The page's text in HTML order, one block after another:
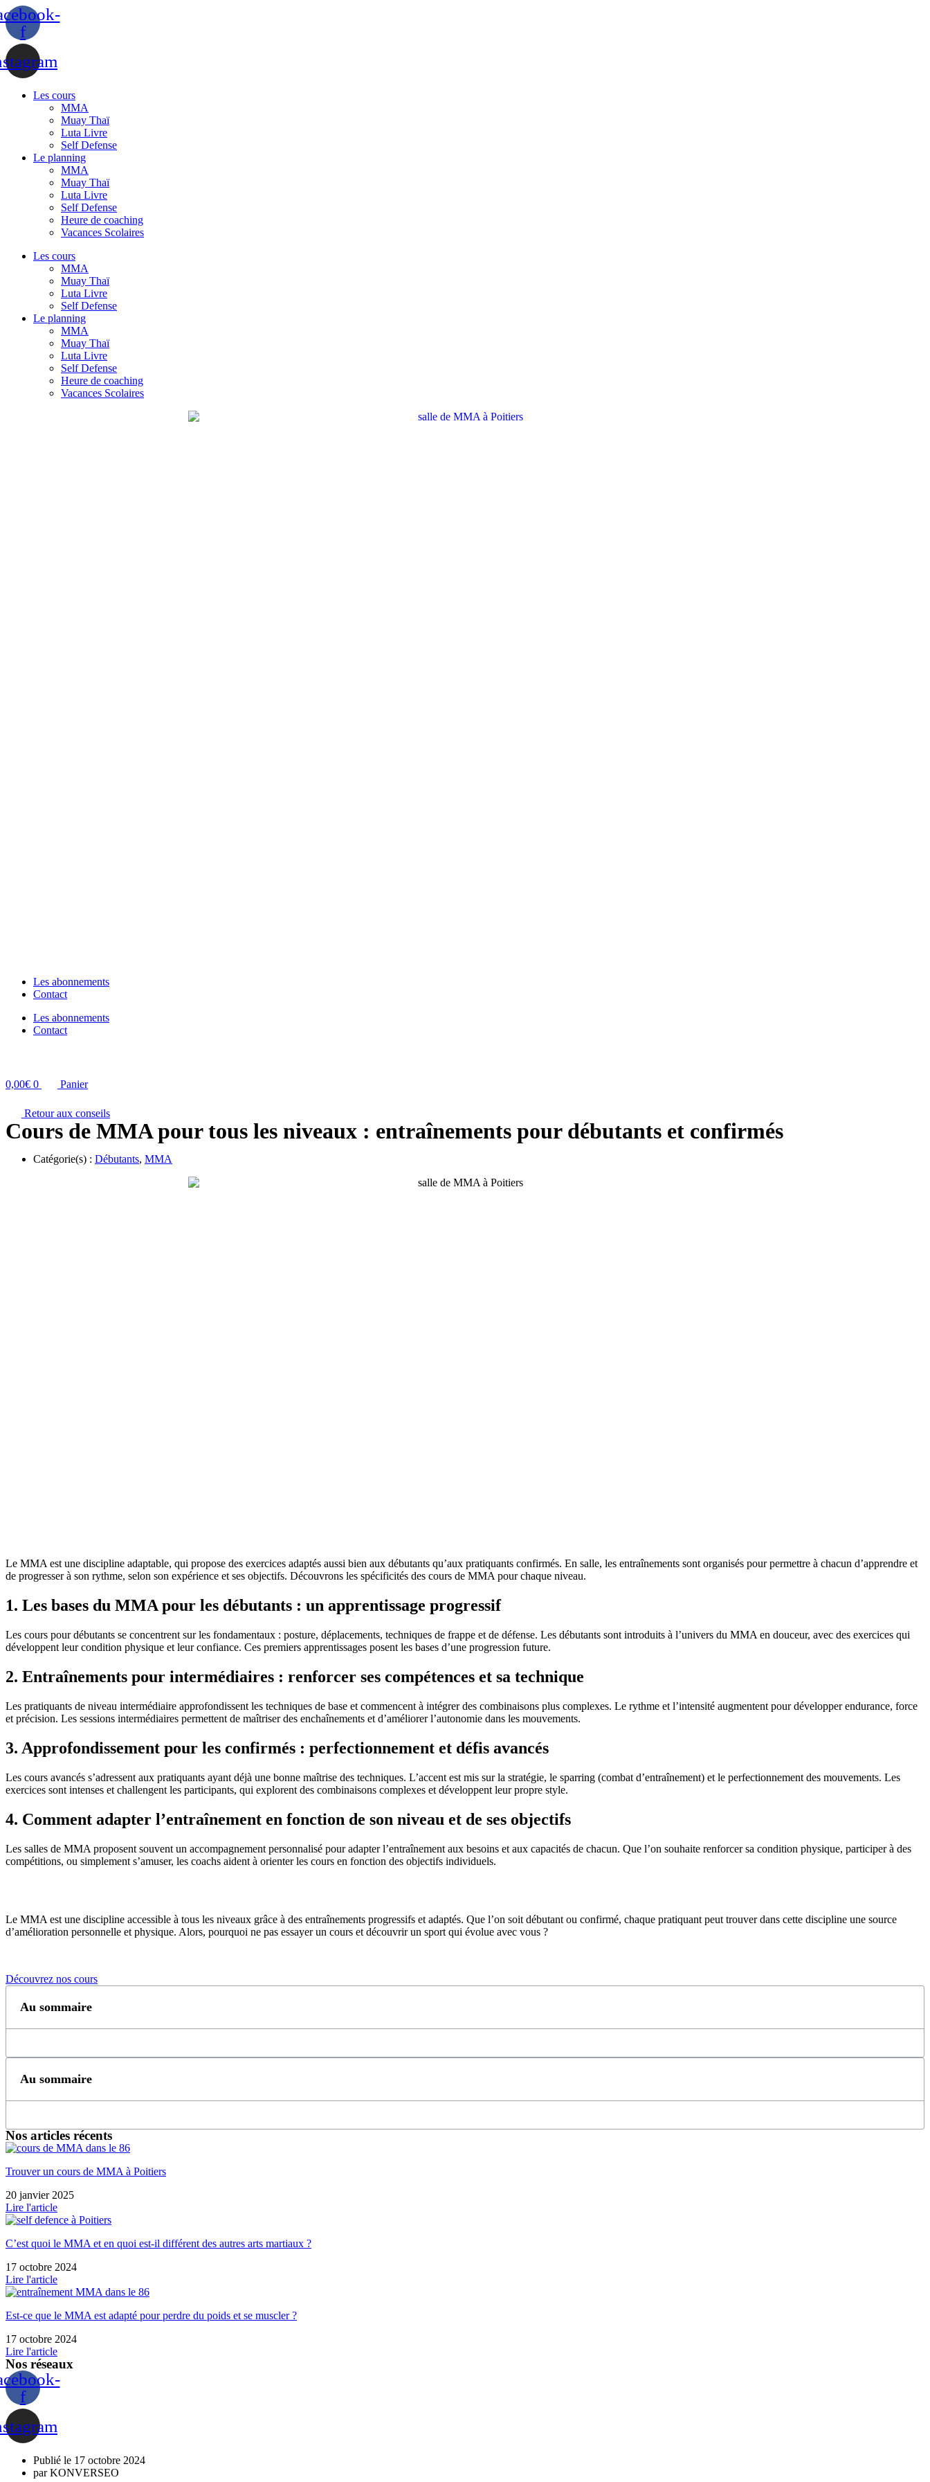
f
Les cours
MMA
Muay Thaï
Luta Livre
Self Defense
Le planning
MMA
Muay Thaï
Luta Livre
Self Defense
Heure de coaching
Vacances Scolaires
Les cours
MMA
Muay Thaï
Luta Livre
Self Defense
Le planning
MMA
Muay Thaï
Luta Livre
Self Defense
Heure de coaching
Vacances Scolaires
Les abonnements
Contact
Les abonnements
Contact
0,00€ 0 Panier
Retour aux conseils
Cours de MMA pour tous les niveaux : entraînements pour débutants et confirmés
Catégorie(s) : Débutants, MMA
Le MMA est une discipline adaptable, qui propose des exercices adaptés aussi bien aux débutants qu’aux pratiquants confirmés. En salle, les entraînements sont organisés pour permettre à chacun d’apprendre et
de progresser à son rythme, selon son expérience et ses objectifs. Découvrons les spécificités des cours de MMA pour chaque niveau.
1. Les bases du MMA pour les débutants : un apprentissage progressif
Les cours pour débutants se concentrent sur les fondamentaux : posture, déplacements, techniques de frappe et de défense. Les débutants sont introduits à l’univers du MMA en douceur, avec des exercices qui
développent leur condition physique et leur confiance. Ces premiers apprentissages posent les bases d’une progression future.
2. Entraînements pour intermédiaires : renforcer ses compétences et sa technique
Les pratiquants de niveau intermédiaire approfondissent les techniques de base et commencent à intégrer des combinaisons plus complexes. Le rythme et l’intensité augmentent pour développer endurance, force
et précision. Les sessions intermédiaires permettent de maîtriser des enchaînements et d’améliorer l’autonomie dans les mouvements.
3. Approfondissement pour les confirmés : perfectionnement et défis avancés
Les cours avancés s’adressent aux pratiquants ayant déjà une bonne maîtrise des techniques. L’accent est mis sur la stratégie, le sparring (combat d’entraînement) et le perfectionnement des mouvements. Les
exercices sont intenses et challengent les participants, qui explorent des combinaisons complexes et développent leur propre style.
4. Comment adapter l’entraînement en fonction de son niveau et de ses objectifs
Les salles de MMA proposent souvent un accompagnement personnalisé pour adapter l’entraînement aux besoins et aux capacités de chacun. Que l’on souhaite renforcer sa condition physique, participer à des
compétitions, ou simplement s’amuser, les coachs aident à orienter les cours en fonction des objectifs individuels.
Le MMA est une discipline accessible à tous les niveaux grâce à des entraînements progressifs et adaptés. Que l’on soit débutant ou confirmé, chaque pratiquant peut trouver dans cette discipline une source
d’amélioration personnelle et physique. Alors, pourquoi ne pas essayer un cours et découvrir un sport qui évolue avec vous ?
Découvrez nos cours
Au sommaire
Au sommaire
Nos articles récents
Trouver un cours de MMA à Poitiers
20 janvier 2025
Lire l'article
C’est quoi le MMA et en quoi est-il différent des autres arts martiaux ?
17 octobre 2024
Lire l'article
Est-ce que le MMA est adapté pour perdre du poids et se muscler ?
17 octobre 2024
Lire l'article
Nos réseaux
f
Publié le 17 octobre 2024
parKONVERSEO
Panneau de gestion des cookies